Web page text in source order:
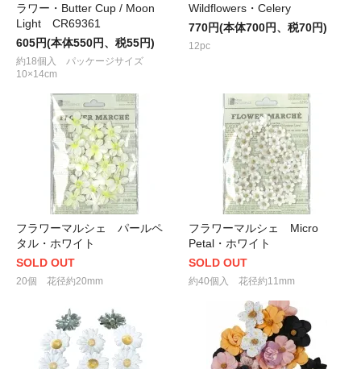
ラワー・Butter Cup / Moon
Light CR69361
605円(本体550円、税55円)
約18個入 パッケージサイズ
10×14cm
Wildflowers・Celery
770円(本体700円、税70円)
12pc
フラワーマルシェ パールペ
タル・ホワイト
SOLD OUT
20個 花径約20mm
フラワーマルシェ Micro
Petal・ホワイト
SOLD OUT
約40個入 花径約11mm